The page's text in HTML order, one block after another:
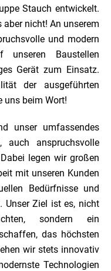
Stauch entwickelt.
nicht! An unserem
und modern
unseren Baustellen
Gerät zum Einsatz.
der ausgeführten
uns beim Wort!
unser umfassendes
auch anspruchsvolle
legen wir großen
mit unseren Kunden
Bedürfnisse und
Unser Ziel ist es, nicht
sondern ein
das höchsten
wir stets innovativ
Technologien